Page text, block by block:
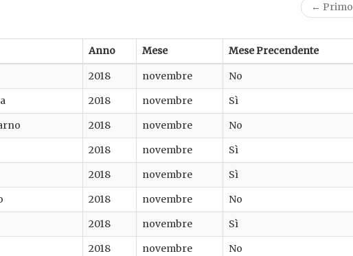
← Primo
Anno Mese Mese Precendente
2018 novembre No
2018 novembre Sì
2018 novembre No
2018 novembre Sì
2018 novembre Sì
2018 novembre No
2018 novembre Sì
2018 novembre No